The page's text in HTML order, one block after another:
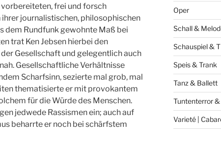
frei und forsch
journalistischen, philosophischen
dem Rundfunk gewohnte Maß bei
trat Ken Jebsen hierbei den
Gesellschaft und gelegentlich auch
Gesellschaftliche Verhältnisse
Scharfsinn, sezierte mal grob, mal
thematisierte er mit provokantem
für die Würde des Menschen.
jedwede Rassismen ein; auch auf
beharrte er noch bei schärfstem
Oper
Schall &
Schauspiel &
Speis & Trank
Tanz & Ballett
Tuntenterror &
Varieté |